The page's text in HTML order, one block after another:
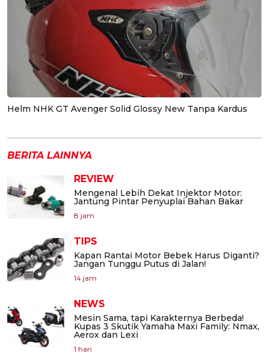
Helm NHK GT Avenger Solid Glossy New Tanpa Kardus
BERITA LAINNYA
REVIEW
Mengenal Lebih Dekat Injektor Motor:
Jantung Pintar Penyuplai Bahan Bakar
8 jam
TIPS
Kapan Rantai Motor Bebek Harus Diganti?
Jangan Tunggu Putus di Jalan!
14 jam
NEWS
Mesin Sama, tapi Karakternya Berbeda!
Kupas 3 Skutik Yamaha Maxi Family: Nmax,
Aerox dan Lexi
1 hari